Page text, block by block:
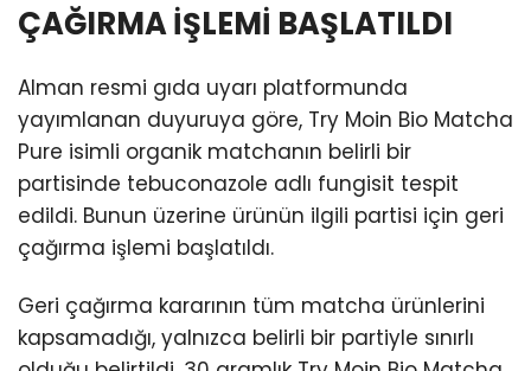
ÇAĞIRMA İŞLEMİ BAŞLATILDI
Alman resmi gıda uyarı platformunda
yayımlanan duyuruya göre, Try Moin Bio Matcha
Pure isimli organik matchanın belirli bir
partisinde tebuconazole adlı fungisit tespit
edildi. Bunun üzerine ürünün ilgili partisi için geri
çağırma işlemi başlatıldı.
Geri çağırma kararının tüm matcha ürünlerini
kapsamadığı, yalnızca belirli bir partiyle sınırlı